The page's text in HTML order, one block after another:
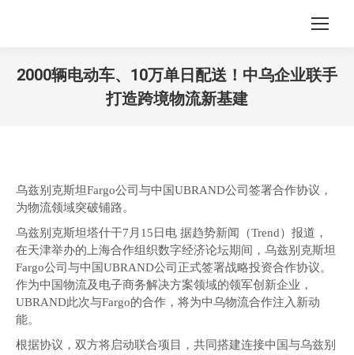
2000辆电动车、10万单日配送！中乌企业联手
打造跨境物流新基建
乌兹别克斯坦Fargo公司与中国UBRAND公司签署合作协议，
为物流领域突破铺路。
乌兹别克斯坦塔什干7月15日电 据趋势新闻（Trend）报道，
在天津举办的上海合作组织数字经济论坛期间，乌兹别克斯坦
Fargo公司与中国UBRAND公司正式签署战略投资合作协议。
作为中国物流及电子商务解决方案领域的领军创新企业，
UBRAND此次与Fargo的合作，将为中乌物流合作注入新动
能。
根据协议，双方将启动联合项目，共同搭建连接中国与乌兹别